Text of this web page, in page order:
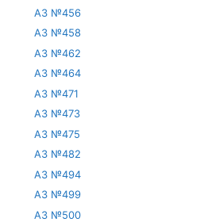
АЗ №456
АЗ №458
АЗ №462
АЗ №464
АЗ №471
АЗ №473
АЗ №475
АЗ №482
АЗ №494
АЗ №499
АЗ №500